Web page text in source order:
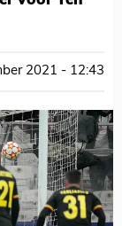
2021 - 12:43